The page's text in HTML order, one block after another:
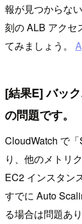
報が見つからな
刻の ALB アクセ
てみましょう。
[結果E] バッ
の問題です。
CloudWatch で
り、他のメトリ
EC2 インスタン
すでに Auto
る場合は問題あ